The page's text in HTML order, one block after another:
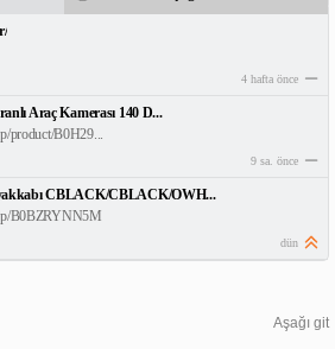
4 hafta önce
Araç Kamerası 140 D...
product/B0H29...
9 sa. önce
CBLACK/CBLACK/OWH...
B0BZRYNN5M
dün
Aşağı git